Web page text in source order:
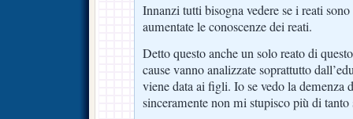
Innanzi tutti bisogna vedere se i reati
aumentate le conoscenze dei reati.
Detto questo anche un solo reato di
cause vanno analizzate soprattutto
viene data ai figli. Io se vedo la demenza
sinceramente non mi stupisco più di tanto